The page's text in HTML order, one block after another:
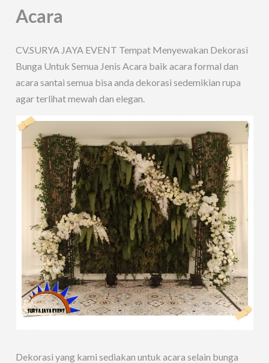
Acara
CV.SURYA JAYA EVENT Tempat Menyewakan Dekorasi
Bunga Untuk Semua Jenis Acara baik acara formal dan
acara santai semua bisa anda dekorasi sedemikian rupa
agar terlihat mewah dan elegan.
Dekorasi yang kami sediakan untuk acara selain bunga